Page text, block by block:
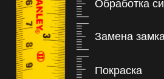
Обработка
Замена
Покраска